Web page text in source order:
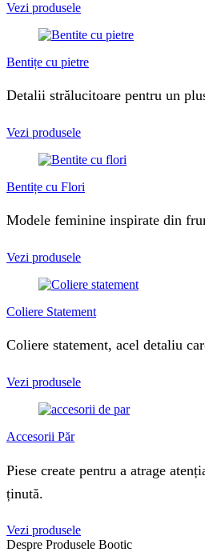
Vezi produsele
Bentițe cu pietre
Detalii strălucitoare pentru un
Vezi produsele
Bentițe cu Flori
Modele feminine inspirate din
Vezi produsele
Coliere Statement
Coliere statement, acel detaliu
Vezi produsele
Accesorii Păr
Piese create pentru a atrage
ținută.
Vezi produsele
Despre Produsele Bootic